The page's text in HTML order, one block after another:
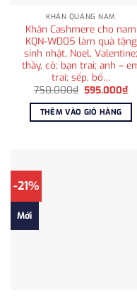
KHĂN QUÀNG NAM
Khăn Cashmere cho nam
KQN-WD05 làm quà tặng
sinh nhật, Noel, Valentine;
thầy, cô; bạn trai; anh –
trai; sếp, bố…
750.000₫ Giá
là:
750.000₫.
595.000₫Giá
tại
THÊM VÀO GIỎ HÀNG
-21%
Mới